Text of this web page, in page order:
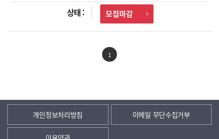
모집마감
1
개인정보처리방침 이메일 무단수집거부